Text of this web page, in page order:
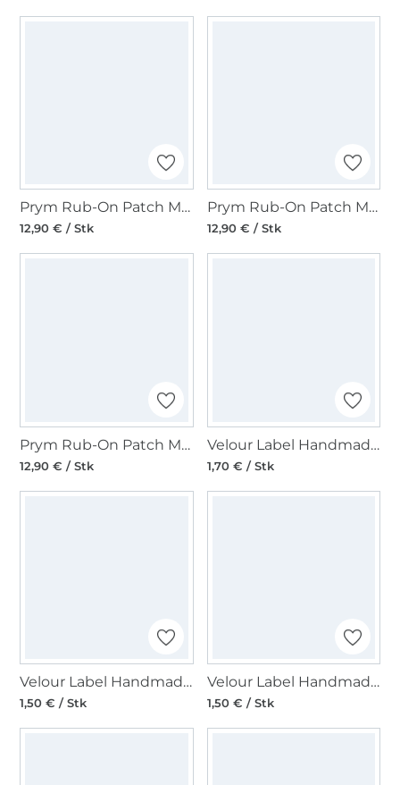
Prym Rub-On Patch MERINO 2 Stk, marineblau
12,90 € / Stk
Prym Rub-On Patch MERINO 2 Stk, hellgrau
12,90 € / Stk
Prym Rub-On Patch MERINO 2 Stk, schwarz
12,90 € / Stk
Velour Label Handmade with Love Rechteck, dunkelbraun
1,70 € / Stk
Velour Label Handmade with Love Quadrat, apricot
1,50 € / Stk
Velour Label Handmade with Love Quadrat, silbergrau
1,50 € / Stk